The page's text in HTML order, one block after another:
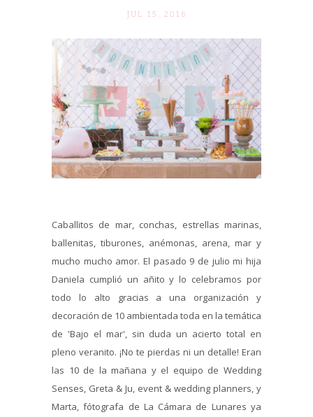
JUL 15. 2016
Caballitos de mar, conchas, estrellas marinas,
ballenitas, tiburones, anémonas, arena, mar y
mucho mucho amor. El pasado 9 de julio mi hija
Daniela cumplió un añito y lo celebramos por
todo lo alto gracias a una organización y
decoración de 10 ambientada toda en la temática
de 'Bajo el mar', sin duda un acierto total en
pleno veranito. ¡No te pierdas ni un detalle! Eran
las 10 de la mañana y el equipo de Wedding
Senses, Greta & Ju, event & wedding planners, y
Marta, fótografa de La Cámara de Lunares ya